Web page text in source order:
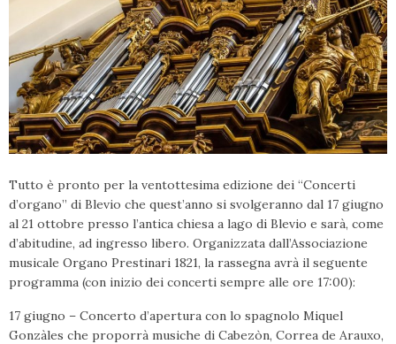
Tutto è pronto per la ventottesima edizione dei “Concerti
d’organo” di Blevio che quest’anno si svolgeranno dal 17 giugno
al 21 ottobre presso l’antica chiesa a lago di Blevio e sarà, come
d’abitudine, ad ingresso libero. Organizzata dall’Associazione
musicale Organo Prestinari 1821, la rassegna avrà il seguente
programma (con inizio dei concerti sempre alle ore 17:00):
17 giugno – Concerto d’apertura con lo spagnolo Miquel
Gonzàles che proporrà musiche di Cabezòn, Correa de Arauxo,